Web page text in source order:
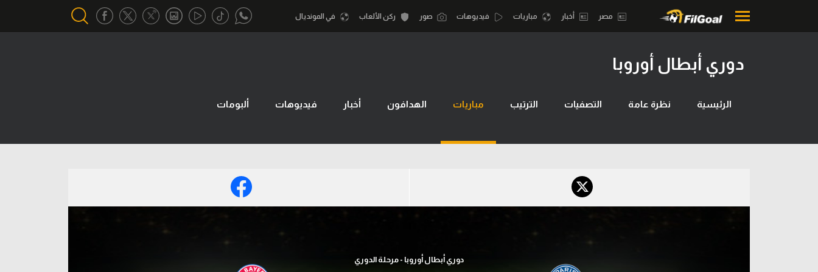
محتوى إخباري
مباريات
الدوري الإسباني
الدوري الإيطالي
الدوري الفرنسي
الكرة الأوروبية
الدوري الإسباني
كرة السلة الأمريكية
الوطن العربي
في المونديال
تحقيق في الجول
مصر أخبار مباريات فيديوهات صور ركن الألعاب في المونديال
دوري أبطال أوروبا
الرئيسية نظرة عامة التصفيات الترتيب مباريات الهدافون أخبار فيديوهات ألبومات
دوري أبطال أوروبا - مرحلة الدوري